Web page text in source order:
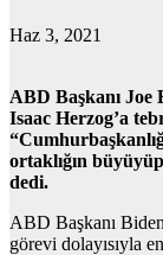
Haz 3, 2021
ABD Başkanı Joe
Isaac Herzog’a
ortaklığın
dedi.
ABD Başkanı
görevi dolayısıyla